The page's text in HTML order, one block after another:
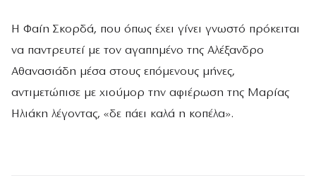
Η Φαίη Σκορδά, που όπως έχει γίνει γνωστό πρόκειται
να παντρευτεί με τον αγαπημένο της Αλέξανδρο
Αθανασιάδη μέσα στους επόμενους μήνες,
αντιμετώπισε με χιούμορ την αφιέρωση της Μαρίας
Ηλιάκη λέγοντας, «δε πάει καλά η κοπέλα».